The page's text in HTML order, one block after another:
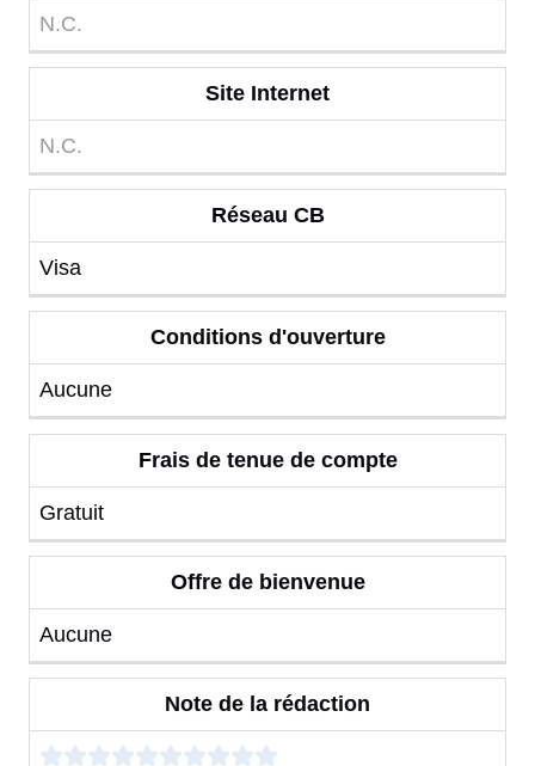
N.C.
Site Internet
N.C.
Réseau CB
Visa
Conditions d'ouverture
Aucune
Frais de tenue de compte
Gratuit
Offre de bienvenue
Aucune
Note de la rédaction